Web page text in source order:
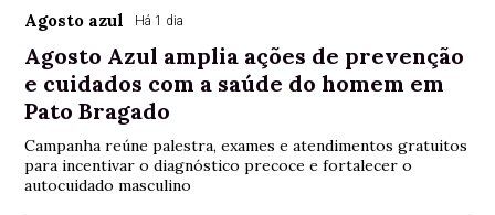
Agosto azul Há 1 dia
Agosto Azul amplia ações de prevenção
e cuidados com a saúde do homem em
Pato Bragado
Campanha reúne palestra, exames e atendimentos gratuitos
para incentivar o diagnóstico precoce e fortalecer o
autocuidado masculino